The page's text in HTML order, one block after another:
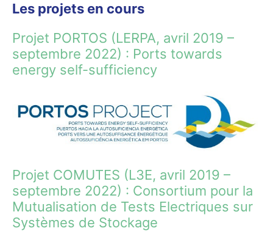
Les projets en cours
Projet PORTOS (LERPA, avril 2019 –
septembre 2022) : Ports towards
energy self-sufficiency
Projet COMUTES (L3E, avril 2019 –
septembre 2022) : Consortium pour la
Mutualisation de Tests Electriques sur
Systèmes de Stockage